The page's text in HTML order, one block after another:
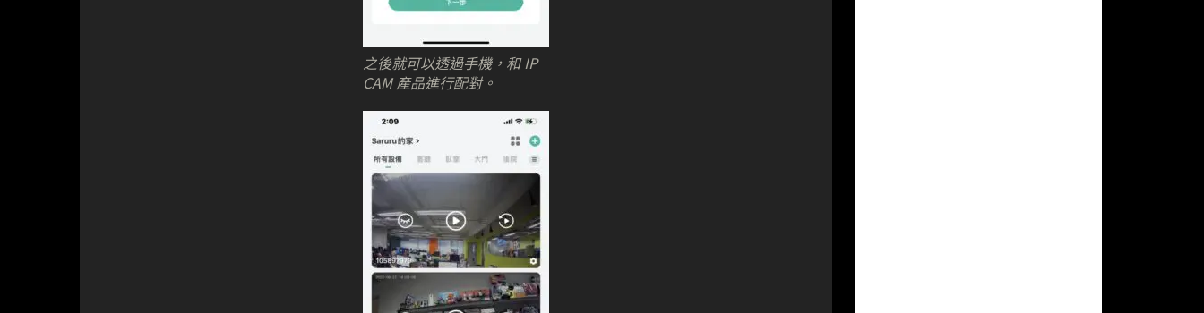
之後就可以透過手機，和 IP
CAM 產品進行配對。